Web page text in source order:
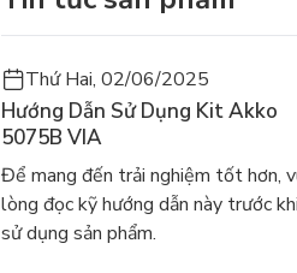
Thứ Hai, 02/06/2025
Hướng Dẫn Sử Dụng Kit Akko
5075B VIA
Để mang đến trải nghiệm tốt hơn,
lòng đọc kỹ hướng dẫn này trước khi
sử dụng sản phẩm.